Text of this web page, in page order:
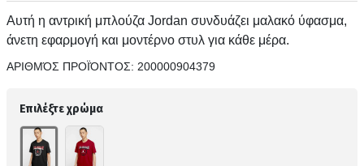
Αυτή η αντρική μπλούζα Jordan συνδυάζει μαλακό ύφασμα,
άνετη εφαρμογή και μοντέρνο στυλ για κάθε μέρα.
ΑΡΙΘΜΌΣ ΠΡΟΪΌΝΤΟΣ: 200000904379
Επιλέξτε χρώμα